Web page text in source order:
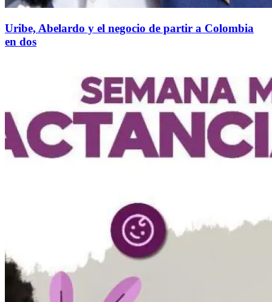
Uribe, Abelardo y el negocio de partir a Colombia
en dos